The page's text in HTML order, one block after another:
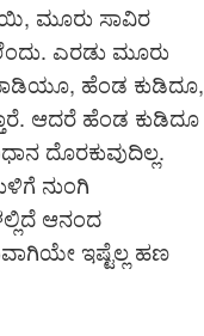
ಮೂರು ಸಾವಿರ
ಎರಡು ಮೂರು
ಮಾಡಿಯೂ, ಹೆಂಡ ಕುಡಿದೂ,
ಆದರೆ ಹೆಂಡ ಕುಡಿದೂ
ದೊರಕುವುದಿಲ್ಲ.
ನುಂಗಿ
ಆನಂದ
ಇಷ್ಟೆಲ್ಲ ಹಣ